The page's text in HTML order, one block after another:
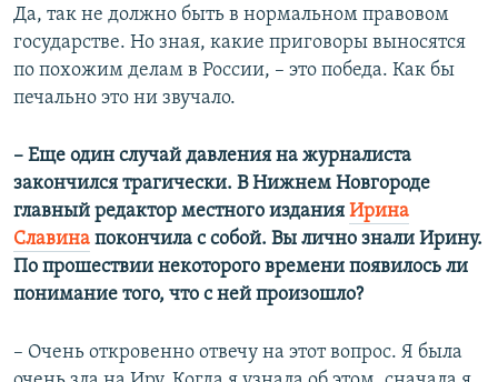
Да, так не должно быть в нормальном правовом
государстве. Но зная, какие приговоры выносятся
по похожим делам в России, – это победа. Как бы
печально это ни звучало.
– Еще один случай давления на журналиста
закончился трагически. В Нижнем Новгороде
главный редактор местного издания Ирина
Славина покончила с собой. Вы лично знали Ирину.
По прошествии некоторого времени появилось ли
понимание того, что с ней произошло?
– Очень откровенно отвечу на этот вопрос. Я была